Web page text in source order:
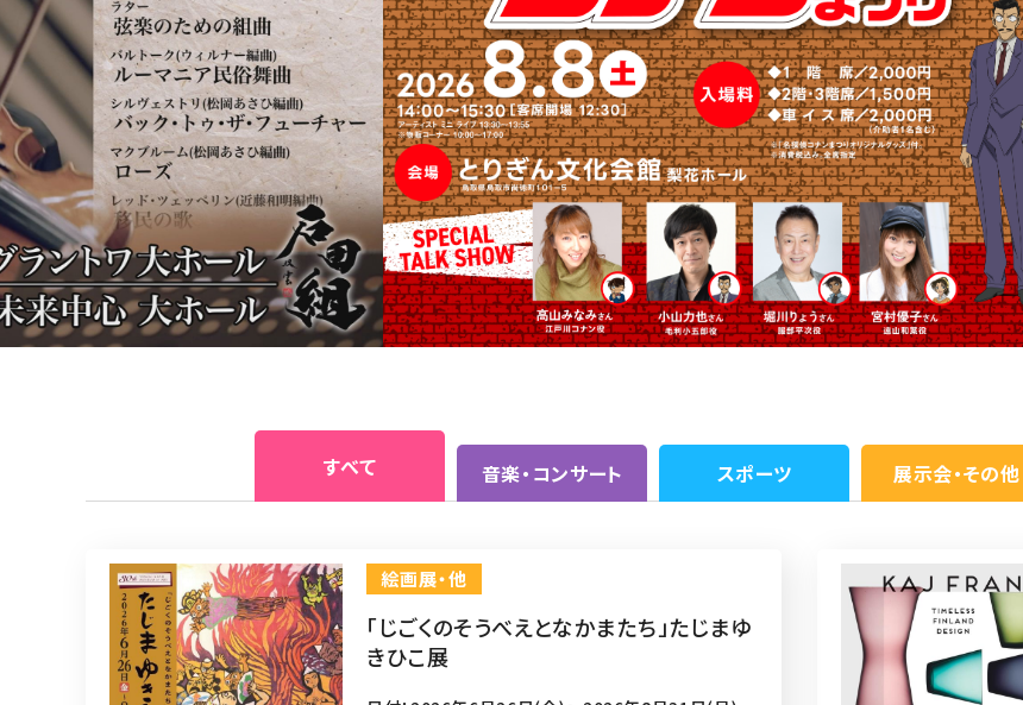
すべて 音楽・コンサート スポーツ 展示会・その他
絵画展・他
「じごくのそうべえとなかまたち」たじまゆ
きひこ展